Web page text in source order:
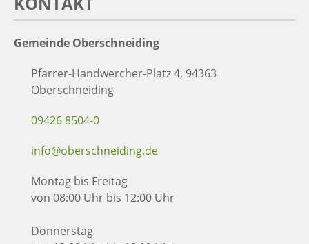
Gemeinde Oberschneiding
Pfarrer-Handwercher-Platz 4, 94363
Oberschneiding
09426 8504-0
info@oberschneiding.de
Montag bis Freitag
von 08:00 Uhr bis 12:00 Uhr
Donnerstag